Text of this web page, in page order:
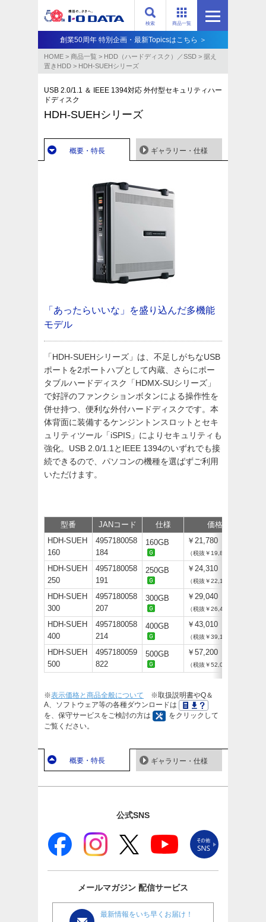
商品一覧
検索
創業50周年 特別企画・最新Topicsはこちら ＞
HOME > 商品一覧 > HDD（ハードディスク）／SSD > 据え
置きHDD > HDH-SUEHシリーズ
USB 2.0/1.1 ＆ IEEE 1394対応 外付型セキュリティハー
ドディスク
HDH-SUEHシリーズ
概要・特長 ギャラリー・仕様
「あったらいいな」を盛り込んだ多機能
モデル
「HDH-SUEHシリーズ」は、不足しがちなUSB
ポートを2ポートハブとして内蔵、さらにポー
タブルハードディスク「HDMX-SUシリーズ」
で好評のファンクションボタンによる操作性を
併せ持つ、便利な外付ハードディスクです。本
体背面に装備するケンジントンスロットとセキ
ュリティツール「iSPIS」によりセキュリティも
強化。USB 2.0/1.1とIEEE 1394のいずれでも接
続できるので、パソコンの機種を選ばずご利用
いただけます。
型番 JANコード 仕様 価格
HDH-SUEH
160
4957180058
184
160GB ￥21,780
（税抜￥19,800）
HDH-SUEH
250
4957180058
191
250GB ￥24,310
（税抜￥22,100）
HDH-SUEH
300
4957180058
207
300GB ￥29,040
（税抜￥26,400）
HDH-SUEH
400
4957180058
214
400GB ￥43,010
（税抜￥39,100）
HDH-SUEH
500
4957180059
822
500GB ￥57,200
（税抜￥52,000）
※表示価格と商品全般について ※取扱説明書やQ＆
A、ソフトウェア等の各種ダウンロードは
を、保守サービスをご検討の方は
をクリックして
ご覧ください。
概要・特長 ギャラリー・仕様
公式SNS
メールマガジン 配信サービス
最新情報をいち早くお届け！